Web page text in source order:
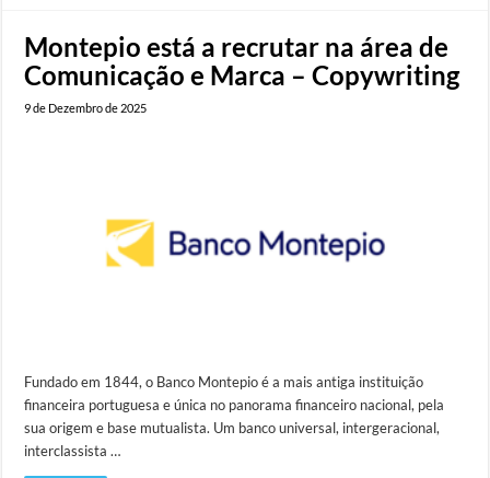
Montepio está a recrutar na área de
Comunicação e Marca – Copywriting
9 de Dezembro de 2025
Fundado em 1844, o Banco Montepio é a mais antiga instituição
financeira portuguesa e única no panorama financeiro nacional, pela
sua origem e base mutualista. Um banco universal, intergeracional,
interclassista …